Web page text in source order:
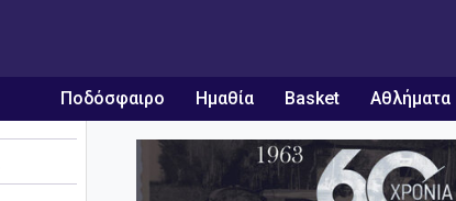
Ποδόσφαιρο Ημαθία Basket Αθλήματα